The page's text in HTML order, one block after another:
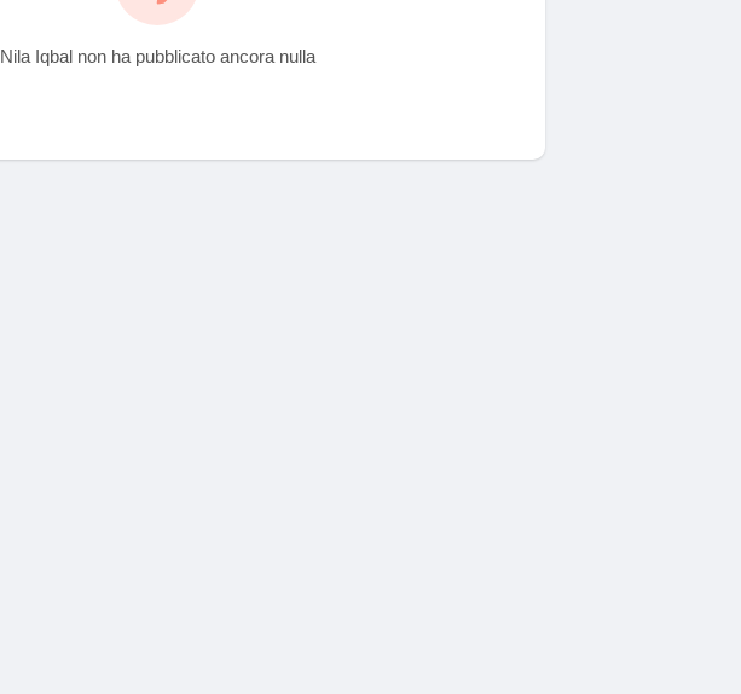
Nila Iqbal non ha pubblicato ancora nulla